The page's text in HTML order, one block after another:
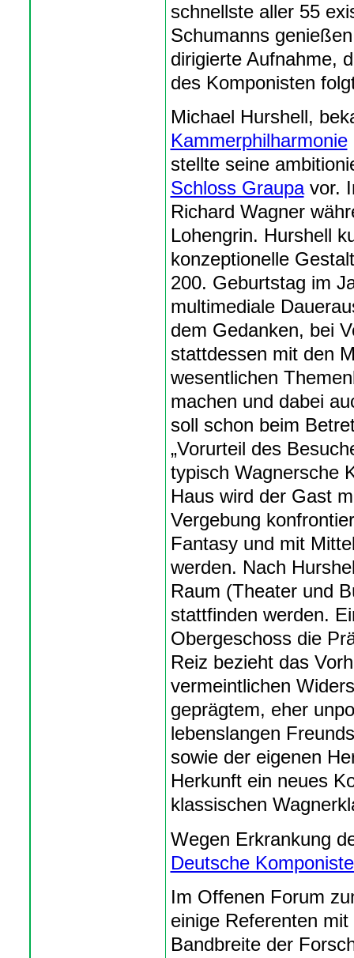
schnellste aller 55
Schumanns
dirigierte Aufnahme,
des Komponisten
Michael Hurshell,
Kammerphilharmonie
stellte seine
Schloss Graupavor.
Richard Wagner
Lohengrin. Hurshell
konzeptionelle
200. Geburtstag im
multimediale
dem Gedanken, bei
stattdessen mit den
wesentlichen
machen und dabei
soll schon beim
„Vorurteil des
typisch Wagnersche
Haus wird der Gast
Vergebung
Fantasy und mit
werden. Nach
Raum (Theater und
stattfinden werden.
Obergeschoss die
Reiz bezieht das
vermeintlichen
geprägtem, eher
lebenslangen
sowie der eigenen
Herkunft ein neues
klassischen
Wegen Erkrankung
Deutsche
Im Offenen Forum
einige Referenten
Bandbreite der